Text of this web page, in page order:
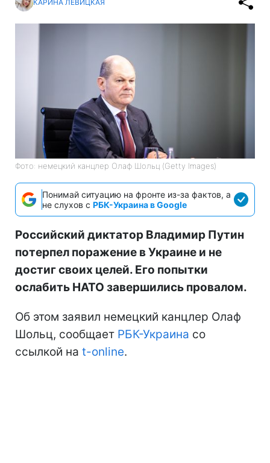
КАРИНА ЛЕВИЦКАЯ
Фото: немецкий канцлер Олаф Шольц (Getty Images)
Понимай ситуацию на фронте из-за фактов, а
не слухов с РБК-Украина в Google
Российский диктатор Владимир Путин
потерпел поражение в Украине и не
достиг своих целей. Его попытки
ослабить НАТО завершились провалом.
Об этом заявил немецкий канцлер Олаф
Шольц, сообщает РБК-Украина со
ссылкой на t-online.